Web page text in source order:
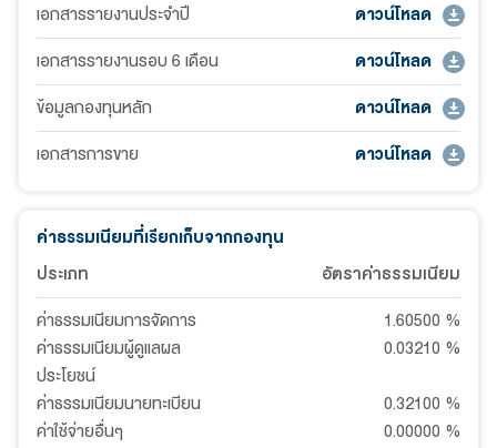
เอกสารรายงานประจำปี
ดาวน์โหลด
เอกสารรายงานรอบ 6 เดือน
ดาวน์โหลด
ข้อมูลกองทุนหลัก
ดาวน์โหลด
เอกสารการขาย
ดาวน์โหลด
ค่าธรรมเนียมที่เรียกเก็บจากกองทุน
ประเภท
อัตราค่าธรรมเนียม
ค่าธรรมเนียมการจัดการ
1.60500 %
ค่าธรรมเนียมผู้ดูแลผล
ประโยชน์
0.03210 %
ค่าธรรมเนียมนายทะเบียน
0.32100 %
ค่าใช้จ่ายอื่นๆ
0.00000 %